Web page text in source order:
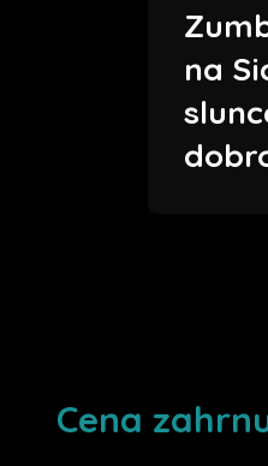
na
Cena